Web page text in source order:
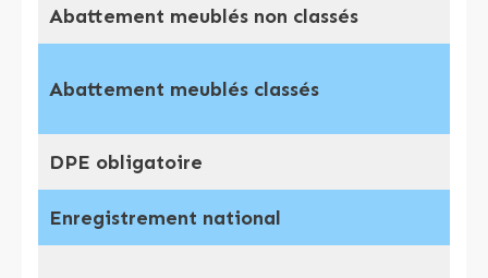
Abattement meublés non classés
Abattement meublés classés
DPE obligatoire
Enregistrement national